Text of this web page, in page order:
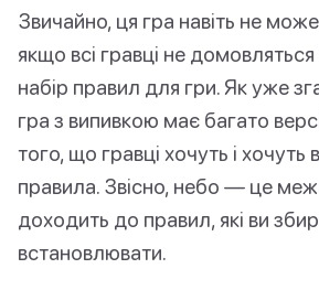
Звичайно, ця гра навіть не
якщо всі гравці не
набір правил для гри. Як уже
гра з випивкою має багато
того, що гравці хочуть і хочуть
правила. Звісно, небо — це
доходить до правил, які ви
встановлювати.